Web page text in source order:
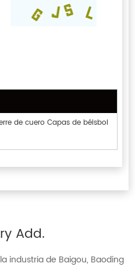
de cuero Capas de béisbol
Add.
industria de Baigou, Baoding